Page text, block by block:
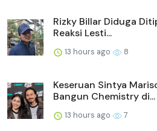
Rizky Billar Diduga
Reaksi Lesti...
13 hours ago 8
Keseruan Sintya
Bangun Chemistry di...
13 hours ago 7